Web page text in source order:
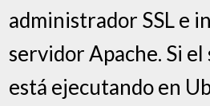
administrador SSL e
servidor Apache. Si
está ejecutando en